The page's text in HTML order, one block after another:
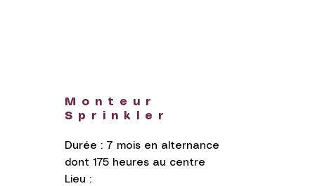
Monteur
Sprinkler
Durée : 7 mois en alternance
dont 175 heures au centre
Lieu :